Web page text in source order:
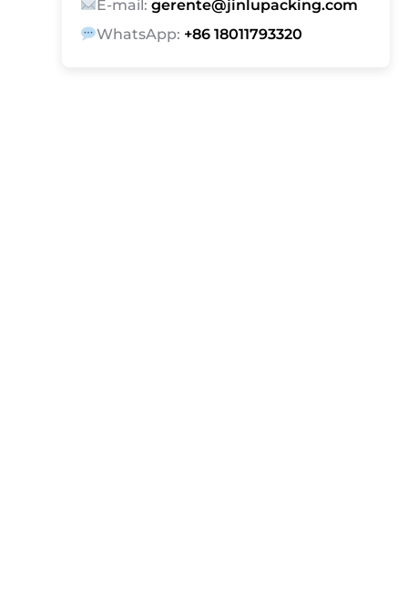
E-mail:gerente@jinlupacking.com
WhatsApp: +86 18011793320